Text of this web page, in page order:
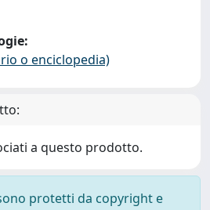
o enciclopedia)
a questo prodotto.
protetti da copyright e